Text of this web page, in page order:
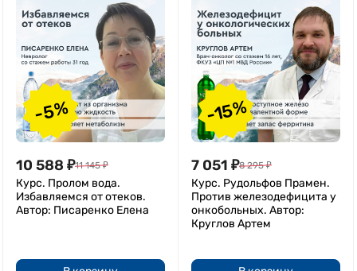
-5%
10 588 ₽11 145 ₽
Курс. Пролом вода.
Избавляемся от отеков.
Автор: Писаренко Елена
-15%
7 051 ₽8 295 ₽
Курс. Рудольфов Прамен.
Против железодефицита у
онкобольных. Автор:
Круглов Артем